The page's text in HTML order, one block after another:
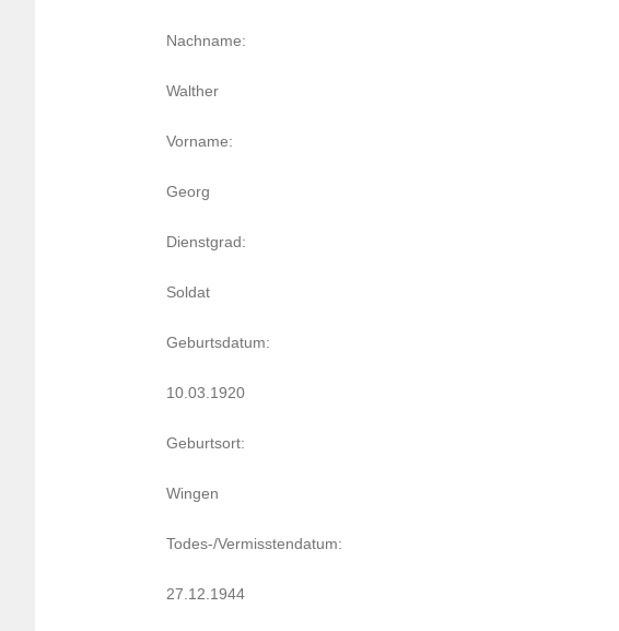
Nach­name:
Walther
Vorname:
Georg
Dienst­grad:
Soldat
Geburts­da­tum:
10.03.1920
Geburt­sort:
Wingen
Todes-/Vermiss­ten­da­tum:
27.12.1944